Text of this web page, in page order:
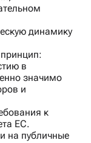
динамику
в
значимо
и
к
ЕС.
на публичные